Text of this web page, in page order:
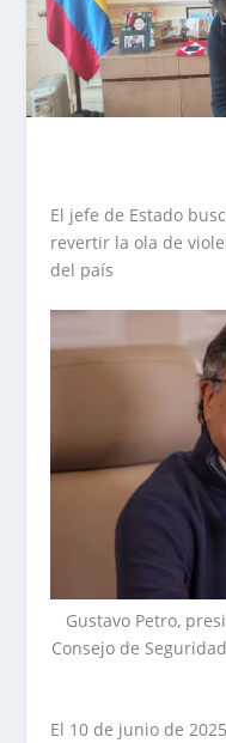
El jefe de Estado
revertir la ola de
del país
Gustavo Petro,
Consejo de
El 10 de junio de